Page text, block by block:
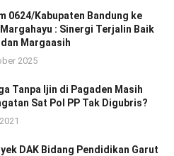
0624/Kabupaten Bandung ke
: Sinergi Terjalin Baik
Margaasih
2025
Tanpa Ijin di Pagaden Masih
Sat Pol PP Tak Digubris?
DAK Bidang Pendidikan Garut